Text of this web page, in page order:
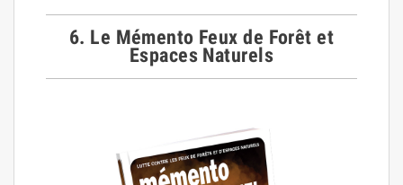
6. Le Mémento Feux de Forêt et
Espaces Naturels